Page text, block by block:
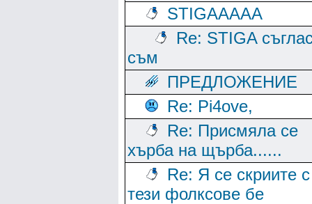
STIGAAAAA
Re: STIGA
съм
ПРЕДЛОЖЕНИЕ
Re: Pi4ove,
Re: Присмяла се
хърба на щърба......
Re: Я се скриите с
тези фолксове бе